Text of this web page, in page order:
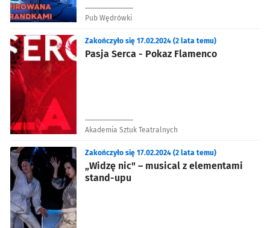
Pub Wędrówki
Pasja Serca - Pokaz Flamenco
Zakończyło się 17.02.2024 (2 lata temu)
Akademia Sztuk Teatralnych
„Widzę nic" – musical z elementami
stand-upu
Zakończyło się 17.02.2024 (2 lata temu)